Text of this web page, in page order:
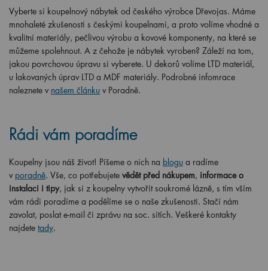
Vyberte si koupelnový nábytek od českého výrobce Dřevojas. Máme
mnohaleté zkušenosti s českými koupelnami, a proto volíme vhodné a
kvalitní materiály, pečlivou výrobu a kovové komponenty, na které se
můžeme spolehnout. A z čehože je nábytek vyroben? Záleží na tom,
jakou povrchovou úpravu si vyberete. U dekorů volíme LTD materiál,
u lakovaných úprav LTD a MDF materiály. Podrobné infomrace
naleznete v našem článku v Poradně.
Rádi vám poradíme
Koupelny jsou náš život! Píšeme o nich na blogu a radíme
v poradně. Vše, co potřebujete vědět před nákupem, informace o
instalaci i tipy, jak si z koupelny vytvořit soukromé lázně, s tím vším
vám rádi poradíme a podělíme se o naše zkušenosti. Stačí nám
zavolat, poslat e-mail či zprávu na soc. sítích. Veškeré kontakty
najdete tady.